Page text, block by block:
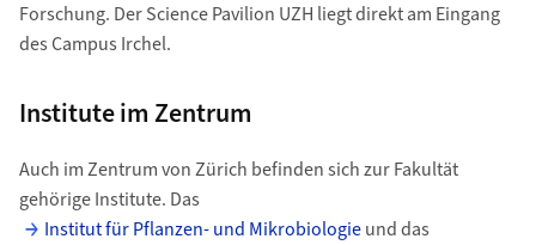
Forschung. Der Science Pavilion UZH liegt direkt am Eingang
des Campus Irchel.
Institute im Zentrum
Auch im Zentrum von Zürich befinden sich zur Fakultät
gehörige Institute. Das
Institut für Pflanzen- und Mikrobiologieund das